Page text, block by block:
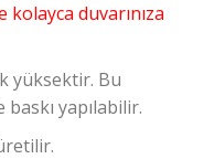
kolayca duvarınıza
yüksektir. Bu
yapılabilir.